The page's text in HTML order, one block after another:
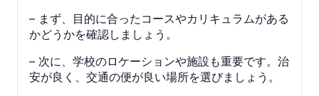
– まず、目的に合ったコースやカリキュラムがある
かどうかを確認しましょう。
– 次に、学校のロケーションや施設も重要です。治
安が良く、交通の便が良い場所を選びましょう。